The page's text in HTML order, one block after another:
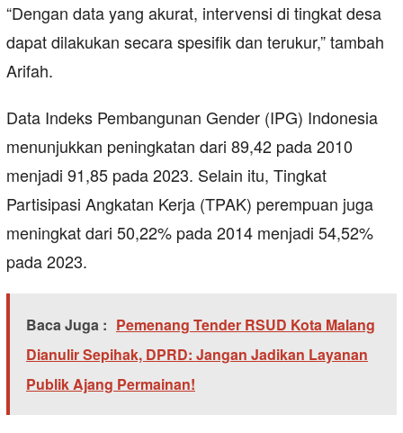
“Dengan data yang akurat, intervensi di tingkat desa
dapat dilakukan secara spesifik dan terukur,” tambah
Arifah.
Data Indeks Pembangunan Gender (IPG) Indonesia
menunjukkan peningkatan dari 89,42 pada 2010
menjadi 91,85 pada 2023. Selain itu, Tingkat
Partisipasi Angkatan Kerja (TPAK) perempuan juga
meningkat dari 50,22% pada 2014 menjadi 54,52%
pada 2023.
Baca Juga : Pemenang Tender RSUD Kota Malang
Dianulir Sepihak, DPRD: Jangan Jadikan Layanan
Publik Ajang Permainan!